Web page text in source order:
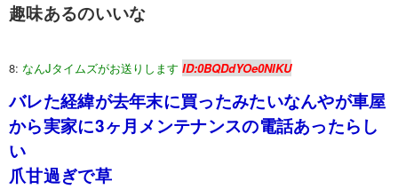
趣味あるのいいな
8: なんJタイムズがお送りします ID:0BQDdYOe0NIKU
バレた経緯が去年末に買ったみたいなんやが車屋
から実家に3ヶ月メンテナンスの電話あったらし
い
爪甘過ぎで草